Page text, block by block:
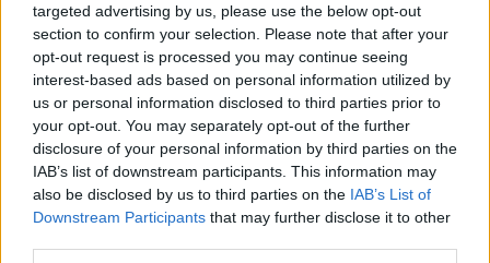
targeted advertising by us, please use the below opt-out
section to confirm your selection. Please note that after your
opt-out request is processed you may continue seeing
interest-based ads based on personal information utilized by
us or personal information disclosed to third parties prior to
your opt-out. You may separately opt-out of the further
disclosure of your personal information by third parties on the
IAB’s list of downstream participants. This information may
also be disclosed by us to third parties on the IAB’s List of
Downstream Participants that may further disclose it to other
Εφορία (EUROKINISSI)
Προσθέστε το ΕΘΝΟΣ στη Google